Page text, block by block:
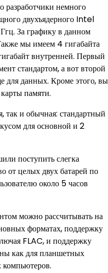
разработчики немного
двухъядерного Intel
За графику в данном
мы имеем 4 гигабайта
внутренней. Первый
стандартом, а вот второй
для данных. Кроме этого, вы
памяти.
так и обычная: стандартный
для основной и 2
поступить слегка
от целых двух батарей по
около 5 часов
можно рассчитывать на
форматах, поддержку
FLAC, и поддержку
как для планшетных
компьютеров.